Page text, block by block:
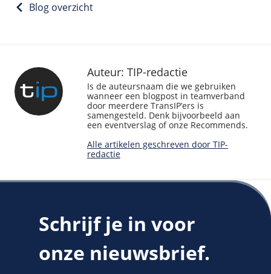
Blog overzicht
Auteur: TIP-redactie
Is de auteursnaam die we gebruiken
wanneer een blogpost in teamverband
door meerdere TransIP’ers is
samengesteld. Denk bijvoorbeeld aan
een eventverslag of onze Recommends.
Alle artikelen geschreven door TIP-
redactie
Schrijf je in voor
onze nieuwsbrief.